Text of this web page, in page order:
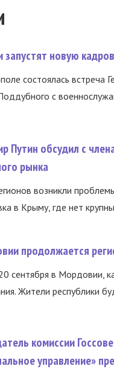
запустят новую
состоялась встреча
с
Путин обсудил с
рынка
возникли
в Крыму, где нет
продолжается
сентября в Мордовии,
Жители республики
комиссии
управление»